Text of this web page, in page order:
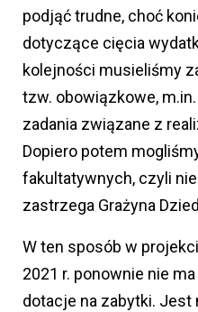
podjąć trudne, choć
dotyczące cięcia
kolejności musieliśmy
tzw. obowiązkowe,
zadania związane z
Dopiero potem
fakultatywnych, czyli
zastrzega Grażyna
W ten sposób w
2021 r. ponownie nie
dotacje na zabytki.